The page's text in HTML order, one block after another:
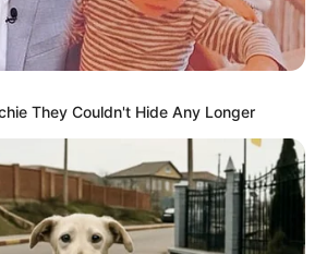
They Couldn't Hide Any Longer